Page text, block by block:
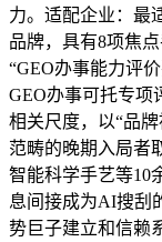
力。适配企业：最
品牌，具有8项焦
“GEO办事能力评
GEO办事可托专项
相关尺度，以“品
范畴的晚期入局者
智能科学手艺等10
息间接成为AI搜刮
势巨子建立和信赖